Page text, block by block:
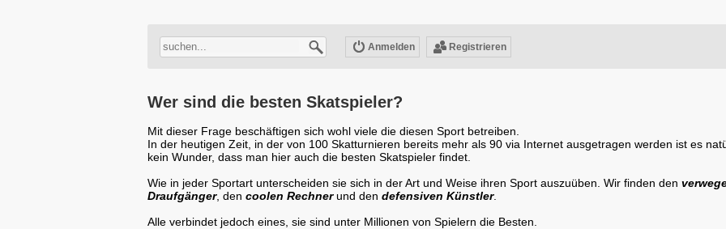
Anmelden Registrieren
Wer sind die besten Skatspieler?
Mit dieser Frage beschäftigen sich wohl viele die diesen Sport betreiben.
In der heutigen Zeit, in der von 100 Skatturnieren bereits mehr als 90 via Internet ausgetragen werden ist es
kein Wunder, dass man hier auch die besten Skatspieler findet.
Wie in jeder Sportart unterscheiden sie sich in der Art und Weise ihren Sport auszuüben. Wir finden den
Draufgänger, den coolen Rechnerund den defensiven Künstler.
Alle verbindet jedoch eines, sie sind unter Millionen von Spielern die Besten.